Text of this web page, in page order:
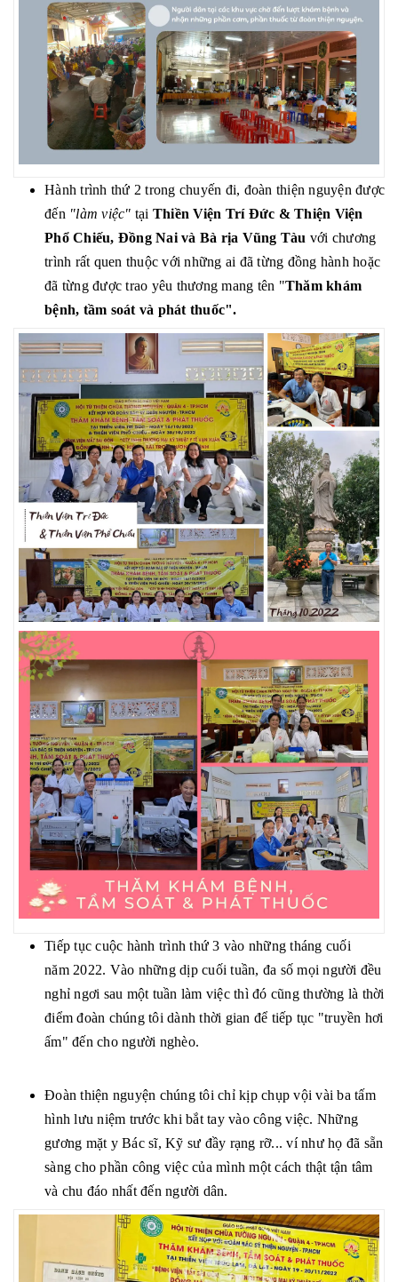
Hành trình thứ 2 trong chuyến đi, đoàn thiện nguyện được
đến "làm việc" tại Thiền Viện Trí Đức & Thiện Viện
Phổ Chiếu, Đồng Nai và Bà rịa Vũng Tàu với chương
trình rất quen thuộc với những ai đã từng đồng hành hoặc
đã từng được trao yêu thương mang tên "Thăm khám
bệnh, tầm soát và phát thuốc".
Tiếp tục cuộc hành trình thứ 3 vào những tháng cuối
năm 2022. Vào những dịp cuối tuần, đa số mọi người đều
nghỉ ngơi sau một tuần làm việc thì đó cũng thường là thời
điểm đoàn chúng tôi dành thời gian để tiếp tục "truyền hơi
ấm" đến cho người nghèo.
Đoàn thiện nguyện chúng tôi chỉ kịp chụp vội vài ba tấm
hình lưu niệm trước khi bắt tay vào công việc. Những
gương mặt y Bác sĩ, Kỹ sư đầy rạng rỡ... ví như họ đã sẵn
sàng cho phần công việc của mình một cách thật tận tâm
và chu đáo nhất đến người dân.